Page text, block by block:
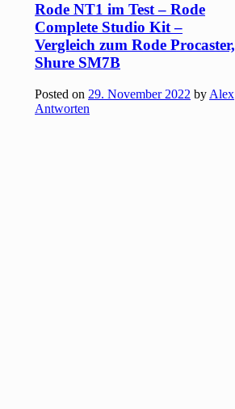
Rode NT1 im Test – Rode
Complete Studio Kit –
Vergleich zum Rode Procaster,
Shure SM7B
Posted on 29. November 2022 by Alex
Antworten